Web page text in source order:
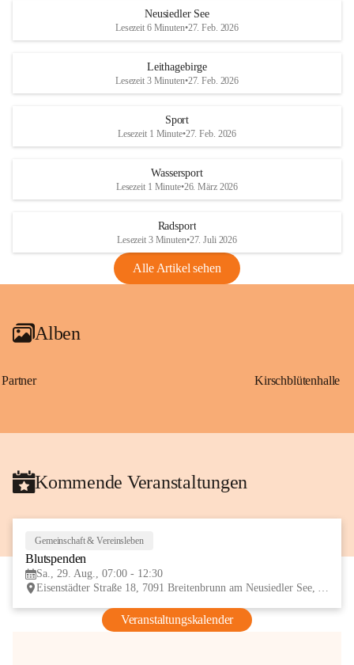
S
und den daraus folgenden wirtschaftlichen
Maßnahmen zur Bekämpfung
Rebe und der Amerikanischen
Anhang VBl. EU Nr. 18
1 Seite•1,4 MB
VBl. EU Nr. 18_2026
r
S
Neusiedler See
Lesezeit 6 Minuten•27. Feb. 2026
Leithagebirge
Lesezeit 3 Minuten•27. Feb. 2026
Sport
Lesezeit 1 Minute•27. Feb. 2026
Wassersport
Lesezeit 1 Minute•26. März 2026
Radsport
Lesezeit 3 Minuten•27. Juli 2026
Alle Artikel sehen
Alben
Partner Kirschblütenhalle
Kommende Veranstaltungen
Gemeinschaft & Vereinsleben
Blutspenden
Sa., 29. Aug., 07:00 - 12:30
Eisenstädter Straße 18, 7091 Breitenbrunn am Neusiedler See, AUT
Veranstaltungskalender